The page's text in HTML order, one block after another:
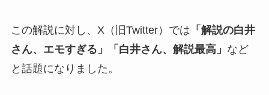
この解説に対し、X（旧Twitter）では 「解説の白井
さん、エモすぎる」「白井さん、解説最高」 など
と話題になりました。